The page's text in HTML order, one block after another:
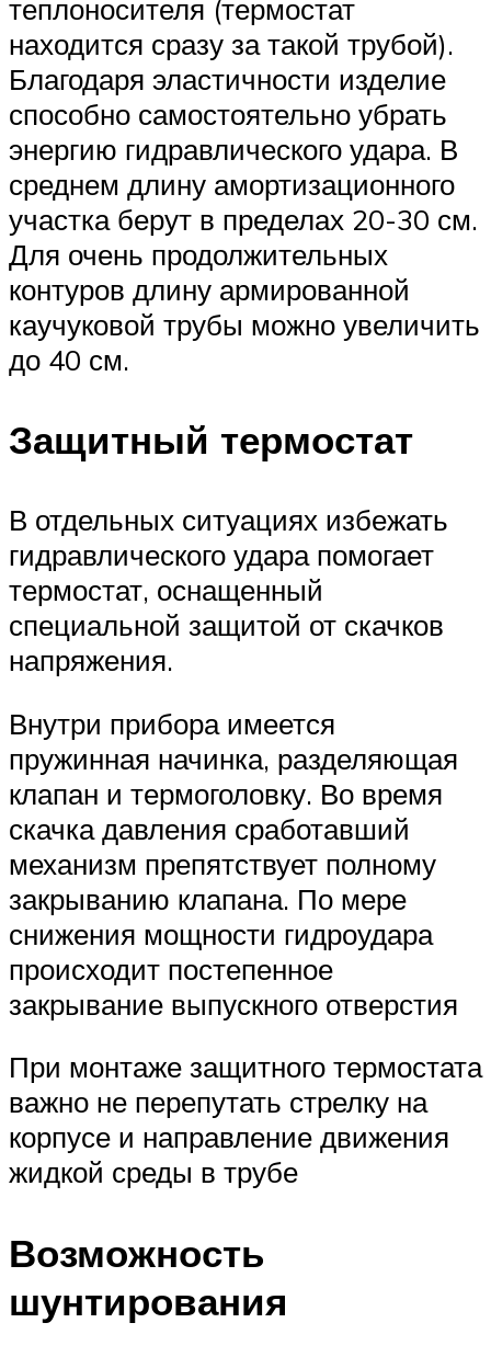
теплоносителя (термостат
находится сразу за такой трубой).
Благодаря эластичности изделие
способно самостоятельно убрать
энергию гидравлического удара. В
среднем длину амортизационного
участка берут в пределах 20-30 см.
Для очень продолжительных
контуров длину армированной
каучуковой трубы можно увеличить
до 40 см.
Защитный термостат
В отдельных ситуациях избежать
гидравлического удара помогает
термостат, оснащенный
специальной защитой от скачков
напряжения.
Внутри прибора имеется
пружинная начинка, разделяющая
клапан и термоголовку. Во время
скачка давления сработавший
механизм препятствует полному
закрыванию клапана. По мере
снижения мощности гидроудара
происходит постепенное
закрывание выпускного отверстия
При монтаже защитного термостата
важно не перепутать стрелку на
корпусе и направление движения
жидкой среды в трубе
Возможность
шунтирования